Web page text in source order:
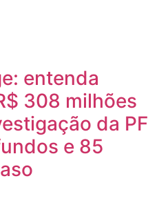
entenda
308 milhões
da PF
e 85